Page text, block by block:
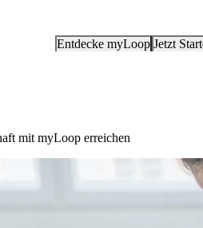
Entdecke myLoop Jetzt
mit myLoop erreichen